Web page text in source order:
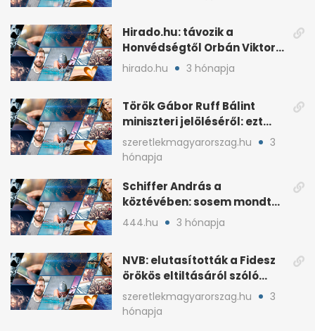
Hirado.hu: távozik a
Honvédségtől Orbán Viktor
fia, Orbán Gáspár
hirado.hu 3 hónapja
Török Gábor Ruff Bálint
miniszteri jelöléséről: ezt
írta a posztjában
szeretlekmagyarorszag.hu
3
hónapja
Schiffer András a
köztévében: sosem mondta,
ki fog nyerni
444.hu 3 hónapja
NVB: elutasították a Fidesz
örökös eltiltásáról szóló
népszavazást
szeretlekmagyarorszag.hu
3
hónapja